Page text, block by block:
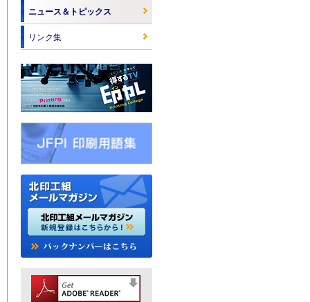
ニュース＆トピックス
リンク集